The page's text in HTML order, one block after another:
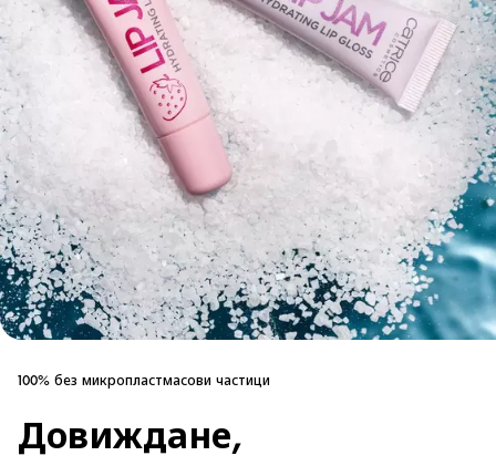
100% без микропластмасови частици
Довиждане,